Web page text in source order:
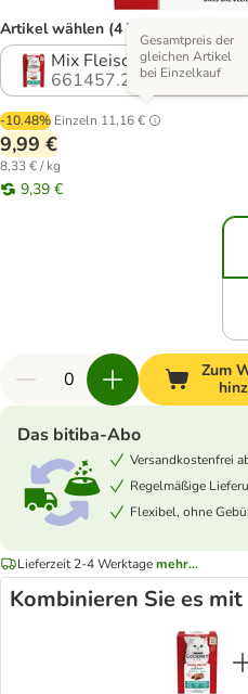
Artikel wählen (4 Varianten)
Mix Fleisch & Fisch (3
661457.22
-10.48% Einzeln 11,16 €
Gesamtpreis der
gleichen Artikel
bei Einzelkauf
9,99 €
8,33 € / kg
9,39 €
Zum
Das bitiba-Abo
Versandkostenfrei
Regelmäßige
Flexibel, ohne
Lieferzeit 2-4 Werktagemehr...
Kombinieren Sie es mit